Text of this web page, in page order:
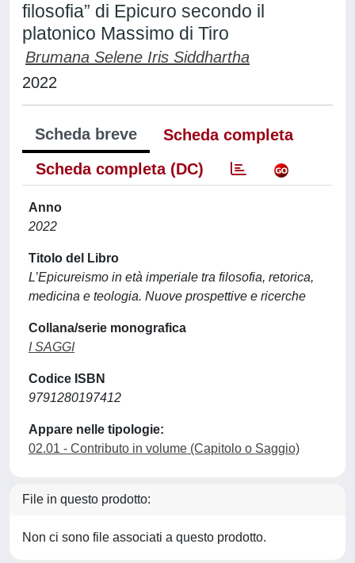
filosofia” di Epicuro secondo il
platonico Massimo di Tiro
Brumana Selene Iris Siddhartha
2022
Scheda breve
Scheda completa
Scheda completa (DC)
Anno
2022
Titolo del Libro
L’Epicureismo in età imperiale tra filosofia, retorica,
medicina e teologia. Nuove prospettive e ricerche
Collana/serie monografica
I SAGGI
Codice ISBN
9791280197412
Appare nelle tipologie:
02.01 - Contributo in volume (Capitolo o Saggio)
File in questo prodotto:
Non ci sono file associati a questo prodotto.